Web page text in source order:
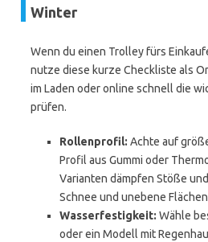
Winter
Wenn du einen Trolley fürs
nutze diese kurze Checkliste als
im Laden oder online schnell die
prüfen.
Rollenprofil: Achte auf
Profil aus Gummi oder
Varianten dämpfen Stöße
Schnee und unebene
Wasserfestigkeit: Wähle
oder ein Modell mit